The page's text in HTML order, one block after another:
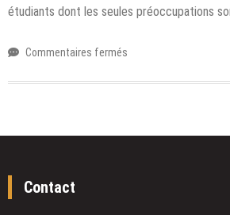
étudiants dont les seules préoccupations
Commentaires fermés
de
lois
Contact